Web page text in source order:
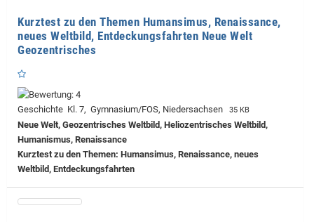
Kurztest zu den Themen Humansimus, Renaissance,
neues Weltbild, Entdeckungsfahrten Neue Welt
Geozentrisches
Geschichte Kl. 7, Gymnasium/FOS, Niedersachsen 35 KB
Neue Welt, Geozentrisches Weltbild, Heliozentrisches Weltbild,
Humanismus, Renaissance
Kurztest zu den Themen: Humansimus, Renaissance, neues
Weltbild, Entdeckungsfahrten